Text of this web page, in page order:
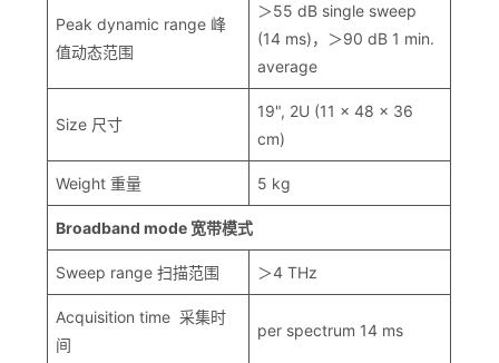
Peak dynamic range 峰
值动态范围
＞55 dB single sweep
(14 ms)，＞90 dB 1 min.
average
Size 尺寸
19", 2U (11 x 48 x 36
cm)
Weight 重量 5 kg
Broadband mode 宽带模式
Sweep range 扫描范围 ＞4 THz
Acquisition time 采集时
间
per spectrum 14 ms